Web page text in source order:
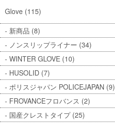
Glove (115)
新商品 (8)
ノンスリップライナー (34)
WINTER GLOVE (10)
HUSOLID (7)
ポリスジャパン POLICEJAPAN (9)
FROVANCEフロバンス (2)
国産クレストタイプ (25)